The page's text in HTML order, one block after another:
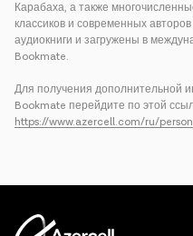
Карабаха, а также
классиков и современных
аудиокниги и загружены в
Bookmate.
Для получения дополнительной
Bookmate перейдите по этой
https://www.azercell.com/ru/